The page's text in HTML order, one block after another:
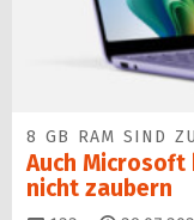
8 GB RAM SIND
Auch Microsoft
nicht zaubern